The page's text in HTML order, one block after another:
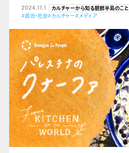
2024.11.1
カルチャーから知る朝鮮半島のこと
#政治・社会#カルチャー#メディア